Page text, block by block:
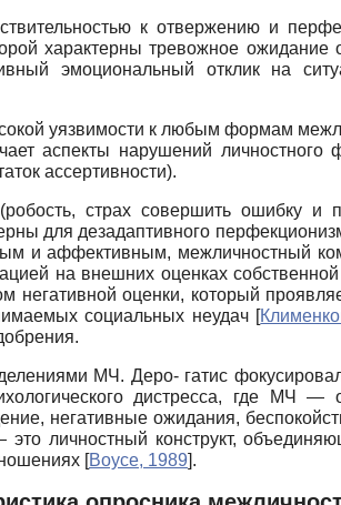
к отвержению и
характерны тревожное
эмоциональный отклик на
уязвимости к любым формам
аспекты нарушений
ассертивности).
страх совершить ошибку и
для дезадаптивного
и аффективным, межличностный
на внешних оценках собственной
оценки, который
социальных неудач [
МЧ. Деро- гатис
дистресса, где МЧ
негативные ожидания,
личностный конструкт,
[Boyce, 1989].